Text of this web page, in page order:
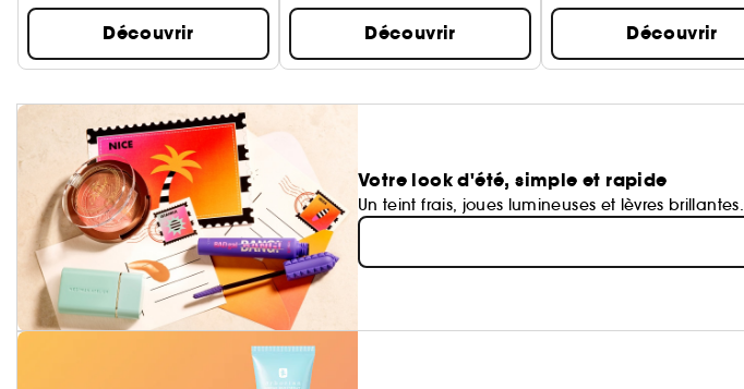
Découvrir Découvrir Découvrir
Votre look d'été, simple et rapide
Un teint frais, joues lumineuses et lèvres brillantes.